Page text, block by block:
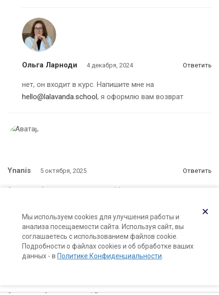
Ольга Ларноди 4 декабря, 2024 Ответить
нет, он входит в курс. Напишите мне на
hello@lalavanda.school, я оформлю вам возврат
Ynanis 5 октября, 2025 Ответить
Ольга, доброго времени суток. Можно использовать
✕
Мы используем cookies для улучшения работы и
анализа посещаемости сайта. Используя сайт, вы
соглашаетесь с использованием файлов cookie.
Подробности о файлах cookies и об обработке ваших
данных - в Политике Конфиденциальности